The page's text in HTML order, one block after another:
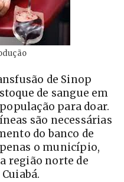
de Sinop
de sangue em
para doar.
são necessárias
do banco de
o município,
região norte de